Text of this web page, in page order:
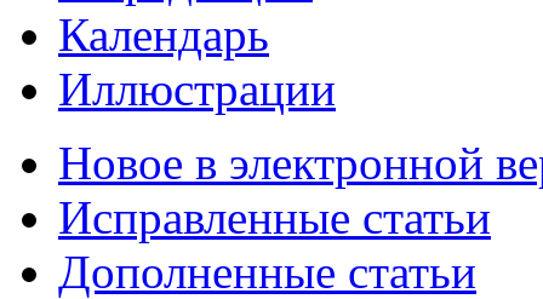
Календарь
Иллюстрации
Новое в электронной
Исправленные статьи
Дополненные статьи